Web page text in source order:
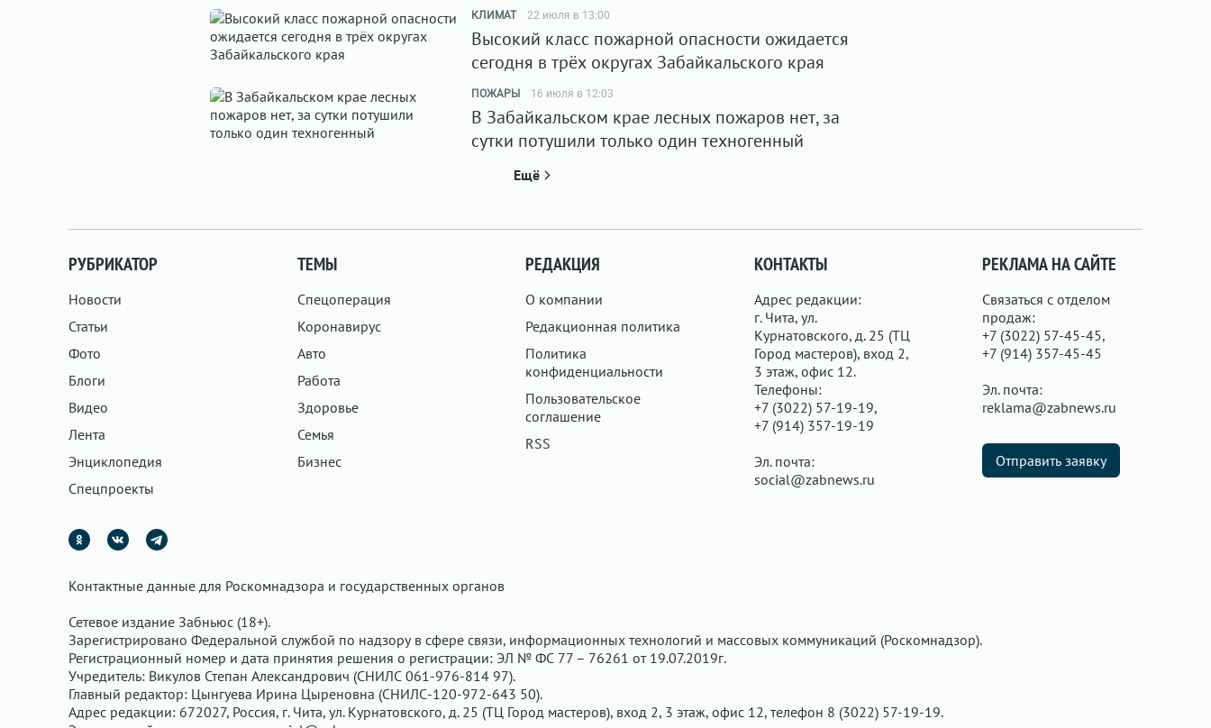
КЛИМАТ 22 июля в 13:00
Высокий класс пожарной опасности ожидается
сегодня в трёх округах Забайкальского края
ПОЖАРЫ 16 июля в 12:03
В Забайкальском крае лесных пожаров нет, за
сутки потушили только один техногенный
Ещё
РУБРИКАТОР
Новости
Статьи
Фото
Блоги
Видео
Лента
Энциклопедия
Спецпроекты
ТЕМЫ
Спецоперация
Коронавирус
Авто
Работа
Здоровье
Семья
Бизнес
РЕДАКЦИЯ
О компании
Редакционная политика
Политика
конфиденциальности
Пользовательское
соглашение
RSS
КОНТАКТЫ
Адрес редакции:
г. Чита, ул.
Курнатовского, д. 25 (ТЦ
Город мастеров), вход 2,
3 этаж, офис 12.
Телефоны:
+7 (3022) 57-19-19,
+7 (914) 357-19-19
Эл. почта:
social@zabnews.ru
РЕКЛАМА НА САЙТЕ
Связаться с отделом
продаж:
+7 (3022) 57-45-45,
+7 (914) 357-45-45
Эл. почта:
reklama@zabnews.ru
Отправить заявку
Контактные данные для Роскомнадзора и государственных органов
Сетевое издание Забньюс (18+).
Зарегистрировано Федеральной службой по надзору в сфере связи, информационных технологий и массовых коммуникаций (Роскомнадзор).
Регистрационный номер и дата принятия решения о регистрации: ЭЛ № ФС 77 – 76261 от 19.07.2019г.
Учредитель: Викулов Степан Александрович (СНИЛС 061-976-814 97).
Главный редактор: Цынгуева Ирина Цыреновна (СНИЛС-120-972-643 50).
Адрес редакции: 672027, Россия, г. Чита, ул. Курнатовского, д. 25 (ТЦ Город мастеров), вход 2, 3 этаж, офис 12, телефон 8 (3022) 57-19-19.